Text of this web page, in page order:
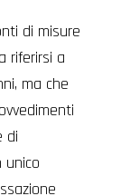
di misure
riferirsi a
ma che
di
unico